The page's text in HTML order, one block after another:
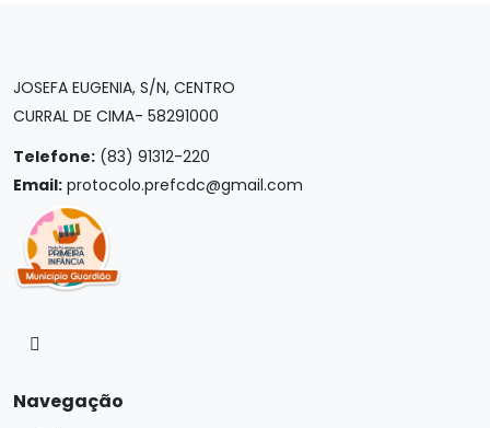
JOSEFA EUGENIA, S/N, CENTRO
CURRAL DE CIMA- 58291000
Telefone: (83) 91312-220
Email: protocolo.prefcdc@gmail.com
Navegação